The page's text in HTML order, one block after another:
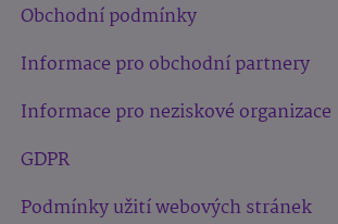
Obchodní podmínky
Informace pro obchodní partnery
Informace pro neziskové organizace
GDPR
Podmínky užití webových stránek